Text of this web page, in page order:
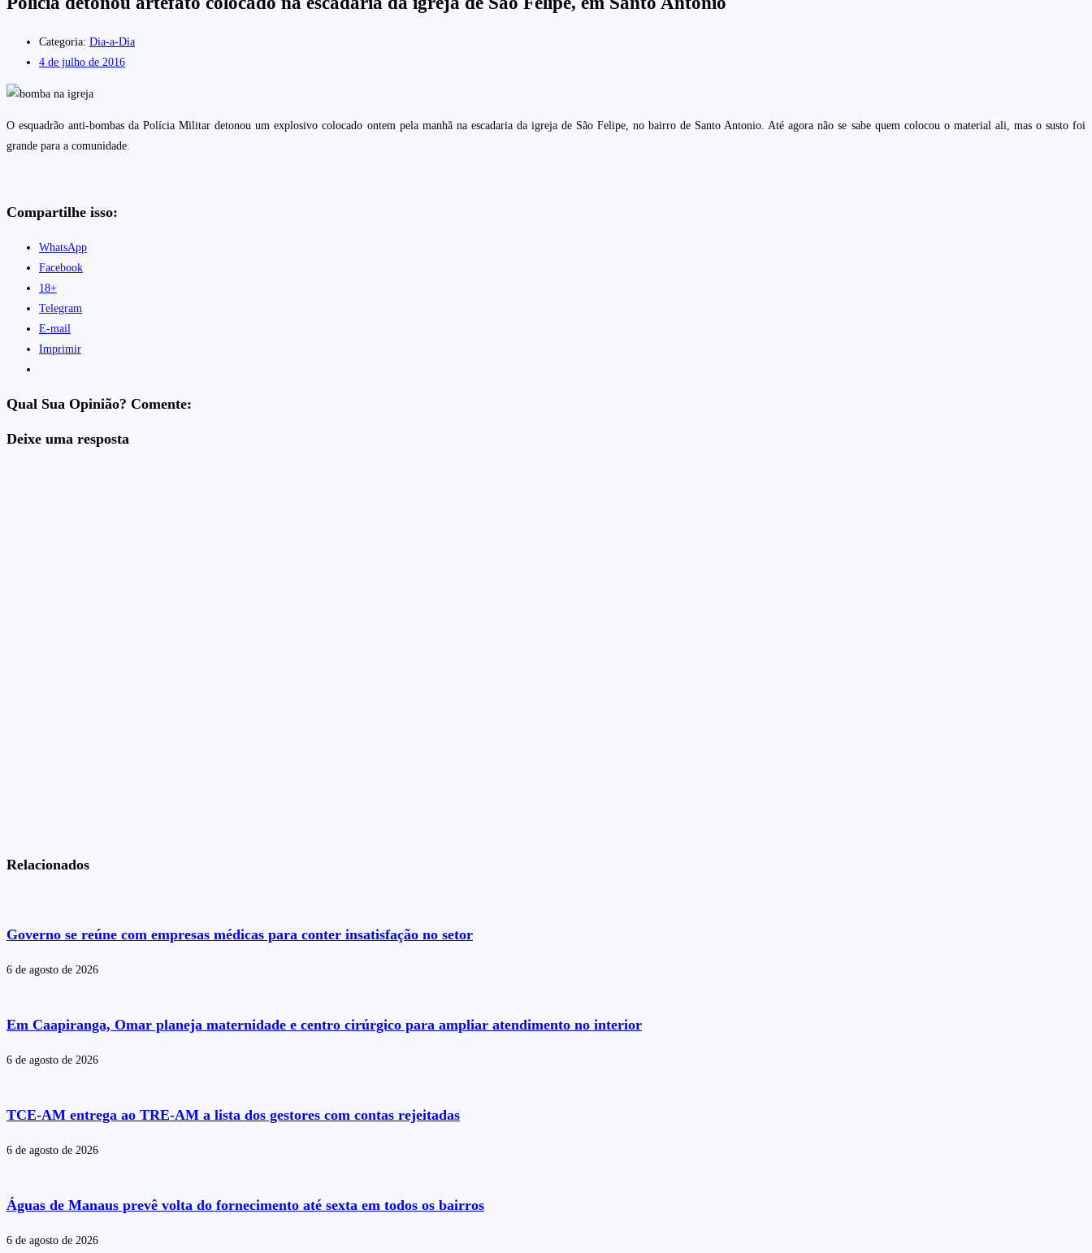
Categoria: Dia-a-Dia
4 de julho de 2016
O esquadrão anti-bombas da Polícia Militar detonou um explosivo colocado ontem pela manhã na escadaria da igreja de São Felipe, no bairro de Santo Antonio. Até agora não se sabe quem colocou o material ali, mas o susto foi
grande para a comunidade.
Compartilhe isso:
WhatsApp
Facebook
18+
Telegram
E-mail
Imprimir
Qual Sua Opinião? Comente:
Deixe uma resposta
Relacionados
Governo se reúne com empresas médicas para conter insatisfação no setor
6 de agosto de 2026
Em Caapiranga, Omar planeja maternidade e centro cirúrgico para ampliar atendimento no interior
6 de agosto de 2026
TCE-AM entrega ao TRE-AM a lista dos gestores com contas rejeitadas
6 de agosto de 2026
Águas de Manaus prevê volta do fornecimento até sexta em todos os bairros
6 de agosto de 2026